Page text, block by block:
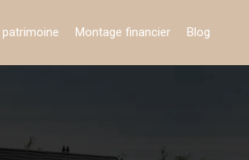
Montage financier Blog